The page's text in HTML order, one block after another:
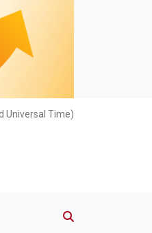
Universal Time)